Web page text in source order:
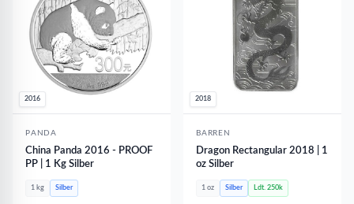
2016
PANDA
China Panda 2016 - PROOF
PP | 1 Kg Silber
1 kg Silber
2018
BARREN
Dragon Rectangular 2018 | 1
oz Silber
1 oz Silber Ldt. 250k